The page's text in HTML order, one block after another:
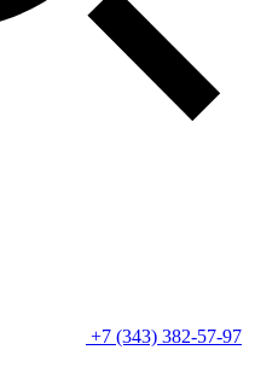
+7 (343) 382-57-97